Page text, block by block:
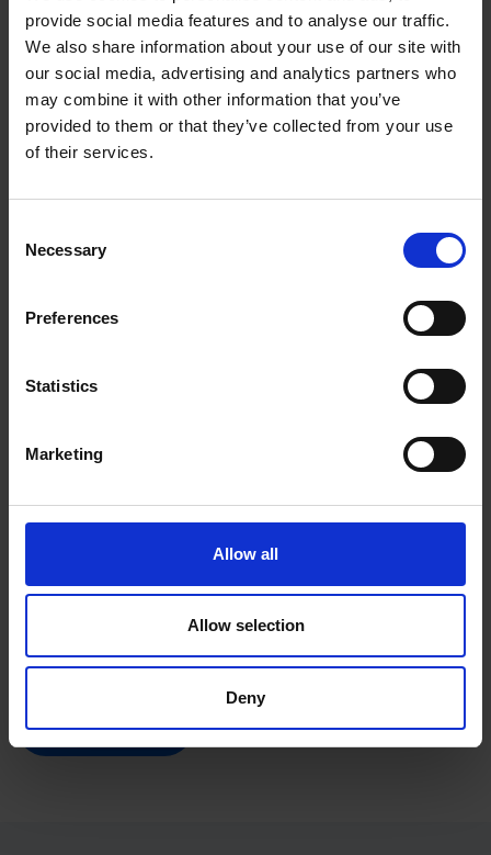
provide social media features and to analyse our traffic.
We also share information about your use of our site with
our social media, advertising and analytics partners who
may combine it with other information that you’ve
provided to them or that they’ve collected from your use
of their services.
Selection
Necessary
Preferences
Statistics
Marketing
Allow all
Allow selection
Deny
Unsere Kontaktdaten und weitere Informationen zum
Umgang mit Ihren Daten finden Sie in unserer
Datenschutzinformation.
Ich stimme der Verarbeitung meiner Daten zu*
als E-Mail zu erhalten.
Durch das Anfordern unseres Newsletters willigen Sie in die
Verarbeitung der oben angegebenen personenbezogenen
ein. Eine Weitergabe Ihrer Daten an Dritte oder eine Nutzung
für andere Zwecke erfolgt nicht. Ihre Einwilligungen können
Sie jederzeit mit Wirkung für die Zukunft widerrufen, z.B.
indem Sie den in jedem Newsletter enthaltenen Abmeldelink
zum Umgang mit Ihren Daten finden Sie in unserer